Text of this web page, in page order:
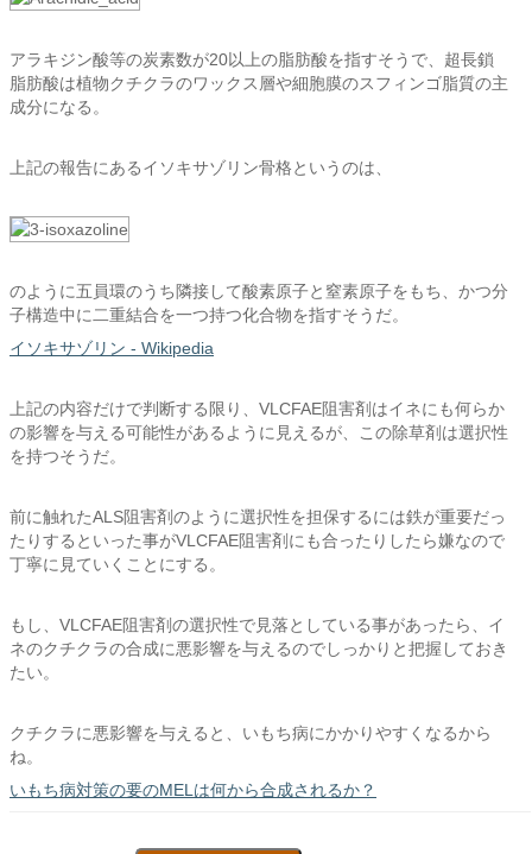
アラキジン酸等の炭素数が20以上の脂肪酸を指すそうで、超長鎖
脂肪酸は植物クチクラのワックス層や細胞膜のスフィンゴ脂質の主
成分になる。
上記の報告にあるイソキサゾリン骨格というのは、
のように五員環のうち隣接して酸素原子と窒素原子をもち、かつ分
子構造中に二重結合を一つ持つ化合物を指すそうだ。
イソキサゾリン - Wikipedia
上記の内容だけで判断する限り、VLCFAE阻害剤はイネにも何らか
の影響を与える可能性があるように見えるが、この除草剤は選択性
を持つそうだ。
前に触れたALS阻害剤のように選択性を担保するには鉄が重要だっ
たりするといった事がVLCFAE阻害剤にも合ったりしたら嫌なので
丁寧に見ていくことにする。
もし、VLCFAE阻害剤の選択性で見落としている事があったら、イ
ネのクチクラの合成に悪影響を与えるのでしっかりと把握しておき
たい。
クチクラに悪影響を与えると、いもち病にかかりやすくなるから
ね。
いもち病対策の要のMELは何から合成されるか？